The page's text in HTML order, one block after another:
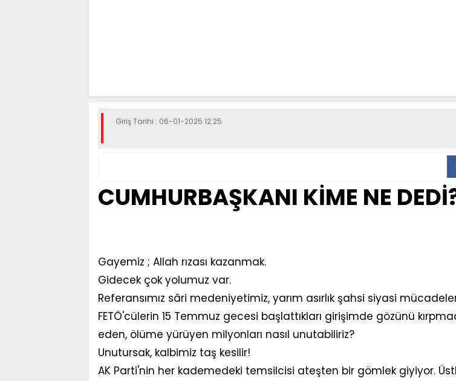
Giriş Tarihi : 06-01-2025 12:25
CUMHURBAŞKANI KİME NE
Gayemiz ; Allah rızası kazanmak.
Gidecek çok yolumuz var.
Referansımız sâri medeniyetimiz, yarım asırlık şahsi siyasi
FETÖ'cülerin 15 Temmuz gecesi başlattıkları girişimde gözünü
eden, ölüme yürüyen milyonları nasıl unutabiliriz?
Unutursak, kalbimiz taş kesilir!
AK Parti'nin her kademedeki temsilcisi ateşten bir gömlek giyiyor.